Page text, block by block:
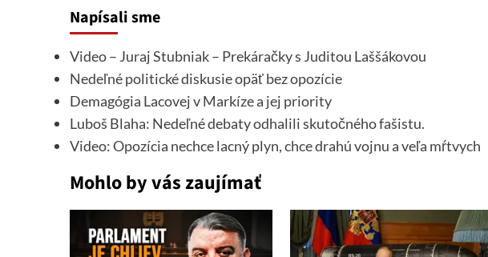
Napísali sme
Video – Juraj Stubniak – Prekáračky s Juditou Laššákovou
Nedeľné politické diskusie opäť bez opozície
Demagógia Lacovej v Markíze a jej priority
Luboš Blaha: Nedeľné debaty odhalili skutočného fašistu.
Video: Opozícia nechce lacný plyn, chce drahú vojnu a veľa mŕtvych
Mohlo by vás zaujímať